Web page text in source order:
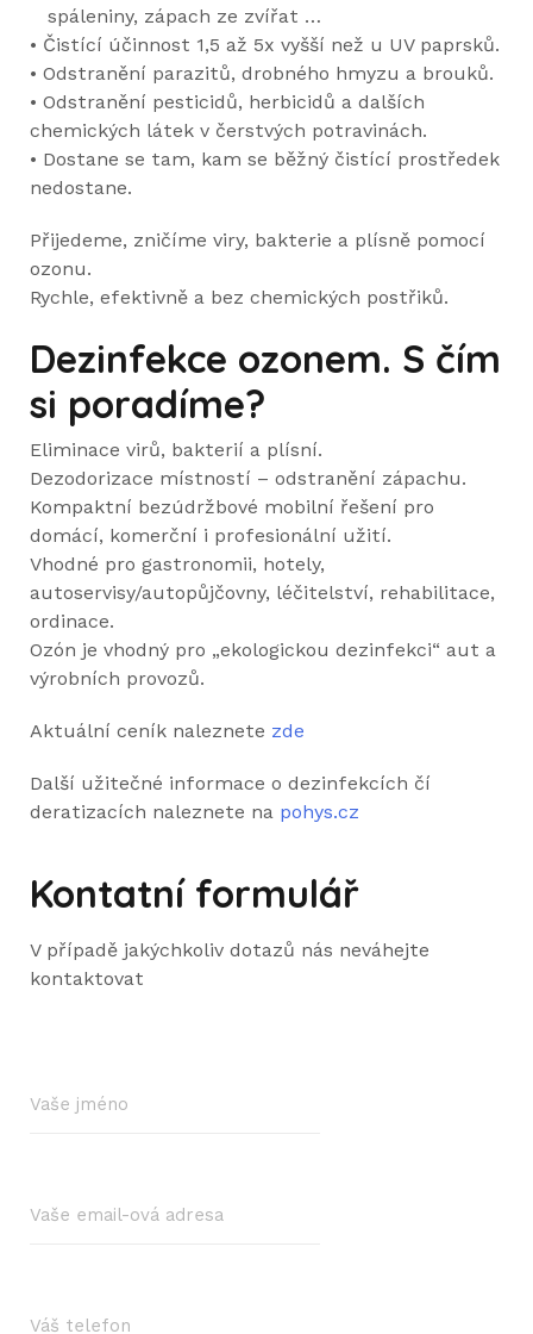
spáleniny, zápach ze zvířat …
• Čistící účinnost 1,5 až 5x vyšší než u UV paprsků.
• Odstranění parazitů, drobného hmyzu a brouků.
• Odstranění pesticidů, herbicidů a dalších
chemických látek v čerstvých potravinách.
• Dostane se tam, kam se běžný čistící prostředek
nedostane.
Přijedeme, zničíme viry, bakterie a plísně pomocí
ozonu.
Rychle, efektivně a bez chemických postřiků.
Dezinfekce ozonem. S čím
si poradíme?
Eliminace virů, bakterií a plísní.
Dezodorizace místností – odstranění zápachu.
Kompaktní bezúdržbové mobilní řešení pro
domácí, komerční i profesionální užití.
Vhodné pro gastronomii, hotely,
autoservisy/autopůjčovny, léčitelství, rehabilitace,
ordinace.
Ozón je vhodný pro „ekologickou dezinfekci“ aut a
výrobních provozů.
Aktuální ceník naleznete zde
Další užitečné informace o dezinfekcích čí
deratizacích naleznete na pohys.cz
Kontatní formulář
V případě jakýchkoliv dotazů nás neváhejte
kontaktovat